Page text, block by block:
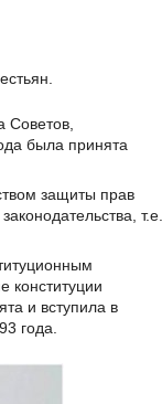
Советов,
была принята
защиты прав
т.е.
конституции
и вступила в
года.